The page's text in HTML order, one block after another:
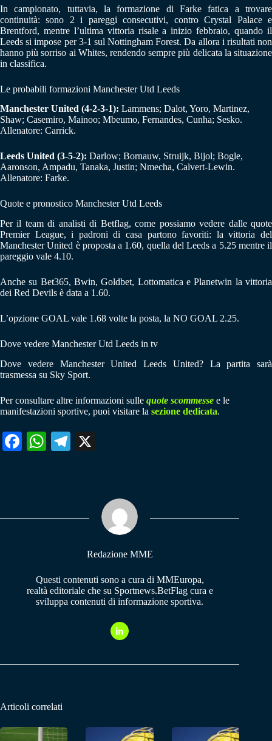
In campionato, tuttavia, la formazione di Farke fatica a trovare
continuità: sono 2 i pareggi consecutivi, contro Crystal Palace e
Brentford, mentre l’ultima vittoria risale a inizio febbraio, quando il
Leeds si impose per 3-1 sul Nottingham Forest. Da allora i risultati non
hanno più sorriso ai Whites, rendendo sempre più delicata la situazione
in classifica.
Le probabili formazioni Manchester Utd Leeds
Manchester United (4-2-3-1): Lammens; Dalot, Yoro, Martinez,
Shaw; Casemiro, Mainoo; Mbeumo, Fernandes, Cunha; Sesko.
Allenatore: Carrick.
Leeds United (3-5-2): Darlow; Bornauw, Struijk, Bijol; Bogle,
Aaronson, Ampadu, Tanaka, Justin; Nmecha, Calvert-Lewin.
Allenatore: Farke.
Quote e pronostico Manchester Utd Leeds
Per il team di analisti di Betflag, come possiamo vedere dalle quote
Premier League, i padroni di casa partono favoriti: la vittoria del
Manchester United è proposta a 1.60, quella del Leeds a 5.25 mentre il
pareggio vale 4.10.
Anche su Bet365, Bwin, Goldbet, Lottomatica e Planetwin la vittoria
dei Red Devils è data a 1.60.
L’opzione GOAL vale 1.68 volte la posta, la NO GOAL 2.25.
Dove vedere Manchester Utd Leeds in tv
Dove vedere Manchester United Leeds United? La partita sarà
trasmessa su Sky Sport.
Per consultare altre informazioni sulle quote scommesse e le
manifestazioni sportive, puoi visitare la sezione dedicata.
Fa W
pp
Te
m
Redazione MME
Questi contenuti sono a cura di MMEuropa,
realtà editoriale che su Sportnews.BetFlag cura e
sviluppa contenuti di informazione sportiva.
Articoli correlati